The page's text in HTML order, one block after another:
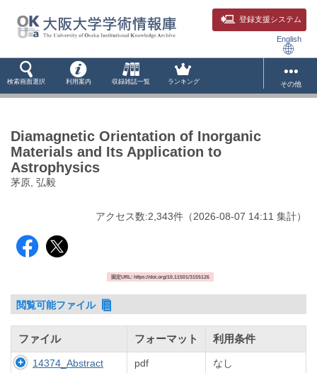
登録支援システム
English
検索画面選択 利用案内 収録雑誌一覧 ランキング その他
Diamagnetic Orientation of Inorganic
Materials and Its Application to
Astrophysics
茅原, 弘毅
アクセス数:2,343件 （2026-08-07 14:11 集計）
固定URL: https://doi.org/10.11501/3155126
閲覧可能ファイル
ファイル フォーマット 利用条件
14374_Abstract pdf
なし